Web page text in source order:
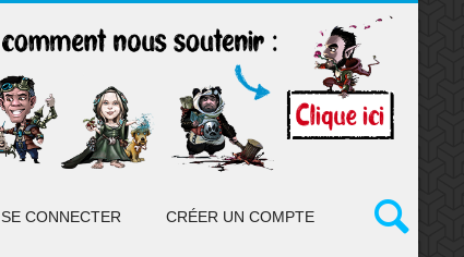
SE CONNECTER CRÉER UN COMPTE